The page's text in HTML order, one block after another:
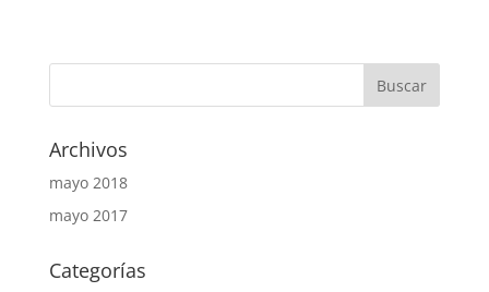
Archivos
mayo 2018
mayo 2017
Categorías